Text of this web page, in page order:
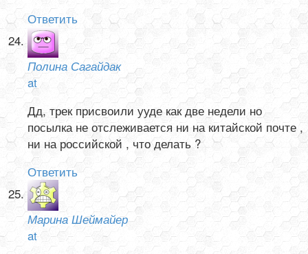
Ответить
Полина Сагайдак
at
Дд, трек присвоили ууде как две недели но
посылка не отслеживается ни на китайской почте ,
ни на российской , что делать ?
Ответить
Марина Шеймайер
at